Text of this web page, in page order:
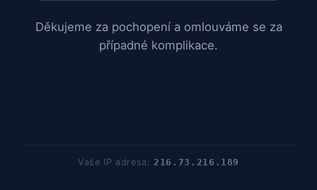
Děkujeme za pochopení a omlouváme se za
případné komplikace.
Vaše IP adresa:216.73.216.189